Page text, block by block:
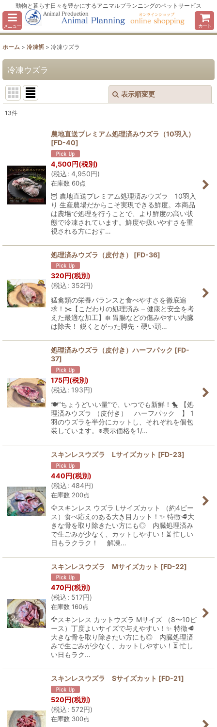
動物と暮らす日々を豊かにするアニマルプランニングのペットサービス
メニュー カート
ホーム > 冷凍餌 > 冷凍ウズラ
冷凍ウズラ
表示順変更
絞り込む
13件
農地直送プレミアム処理済みウズラ（10羽入）
[FD-40]
4,500円(税別)
(税込: 4,950円)
在庫数 60点
🦉 農地直送プレミアム処理済みウズラ 10羽入
り 生産農場だからこそ実現できる鮮度。本商品
は農場で処理を行うことで、より鮮度の高い状
態で冷凍されています。鮮度や扱いやすさを重
視される方におす…
処理済みウズラ（皮付き） [FD-36]
320円(税別)
(税込: 352円)
猛禽類の栄養バランスと食べやすさを徹底追
求！✂️【こだわりの処理済み – 健康と安全を考
えた最適な加工】❄️ 胃腸などの傷みやすい内臓
は除去！ 鋭くとがった脚先・硬い頭…
処理済みウズラ（皮付き）ハーフパック [FD-
37]
175円(税別)
(税込: 193円)
🍽️“ちょうどいい量”で、いつでも新鮮！🐤 【処
理済みウズラ （皮付き） ハーフパック 】 1
羽のウズラを半分にカットし、それぞれを個包
装しています。※表示価格を1/…
スキンレスウズラ Lサイズカット [FD-23]
440円(税別)
(税込: 484円)
在庫数 200点
🦅スキンレス ウズラ Lサイズカット （約4ピー
ス）食べ応えのある大き目カット！✨ 特徴🥩大
きな骨を取り除きたい方にも◎ 内臓処理済み
で生ごみが少なく、カットしやすい！⏳ 忙しい
日もラクラク！ 解凍…
スキンレスウズラ Mサイズカット [FD-22]
470円(税別)
(税込: 517円)
在庫数 160点
🦅スキンレス カットウズラ Mサイズ （8〜10ピ
ース）丁度よいサイズで与えやすい！✨ 特徴🥩
大きな骨を取り除きたい方にも◎ 内臓処理済
みで生ごみが少なく、カットしやすい！⏳ 忙し
い日もラク…
スキンレスウズラ Sサイズカット [FD-21]
520円(税別)
(税込: 572円)
在庫数 300点